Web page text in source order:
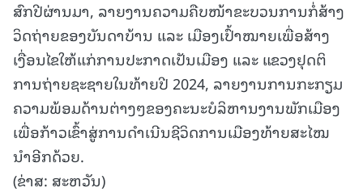
ສົກປີຜ່ານມາ, ລາຍງານຄວາມຄືບໜ້າຂະບວນການກໍ່ສ້າງ
ວິດຖ່າຍຂອງບັນດາບ້ານ ແລະ ເມືອງເປົ້າໝາຍເພື່ອສ້າງ
ເງື່ອນໄຂໃຫ້ແກ່ການປະກາດເປັນເມືອງ ແລະ ແຂວງຢຸດຕິ
ການຖ່າຍຊະຊາຍໃນທ້າຍປີ 2024, ລາຍງານການກະກຽມ
ຄວາມພ້ອມດ້ານຕ່າງໆຂອງຄະນະບໍລິຫານງານພັກເມືອງ
ເພື່ອກ້າວເຂົ້າສູ່ການດໍາເນີນຊີວິດການເມືອງທ້າຍສະໄໝ
ນໍາອີກດ້ວຍ.
(ຂ່າສ: ສະຫວັນ)